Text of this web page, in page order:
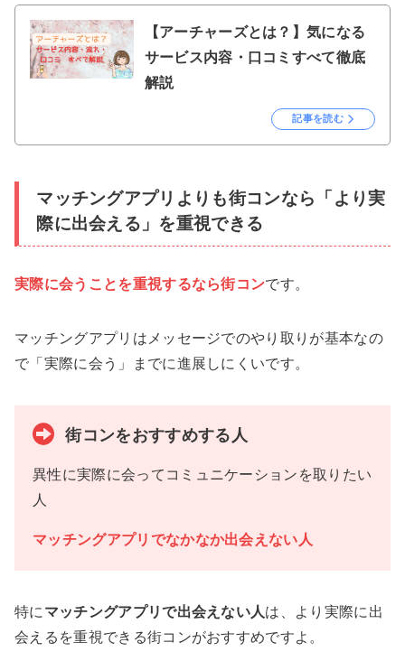
【アーチャーズとは？】気になる
サービス内容・口コミすべて徹底
解説
記事を読む
マッチングアプリよりも街コンなら「より実
際に出会える」を重視できる
実際に会うことを重視するなら街コンです。
マッチングアプリはメッセージでのやり取りが基本なの
で「実際に会う」までに進展しにくいです。
街コンをおすすめする人
異性に実際に会ってコミュニケーションを取りたい
人
マッチングアプリでなかなか出会えない人
特に マッチングアプリで出会えない人は、より実際に出
会えるを重視できる街コンがおすすめですよ。